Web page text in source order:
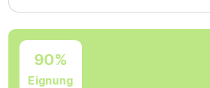
90%
Eignung